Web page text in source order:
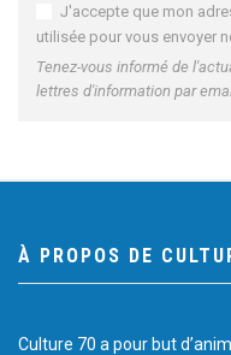
J'accepte que mon
utilisée pour vous envoyer
Tenez-vous informé de
lettres d'information par
À PROPOS DE
Culture 70 a pour but